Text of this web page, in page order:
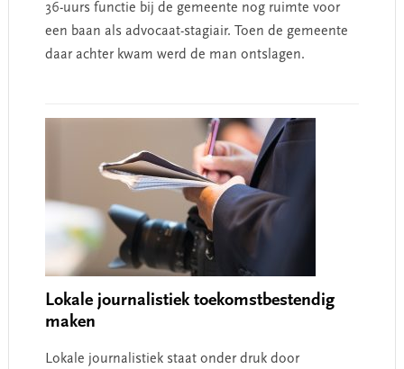
36-uurs functie bij de gemeente nog ruimte voor
een baan als advocaat-stagiair. Toen de gemeente
daar achter kwam werd de man ontslagen.
Lokale journalistiek toekomstbestendig
maken
Lokale journalistiek staat onder druk door